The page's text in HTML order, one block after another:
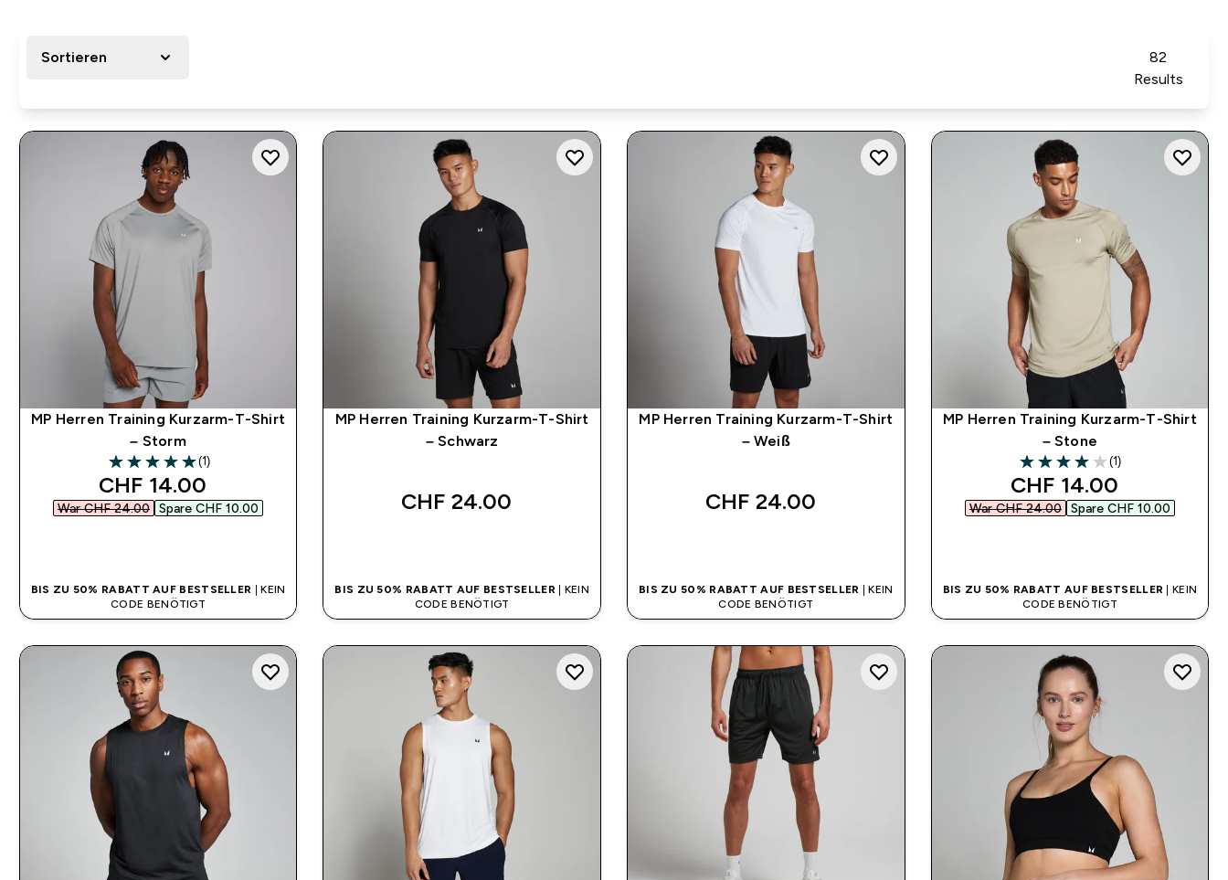
Sortieren
82
Results
MP Herren Training Kurzarm-T-Shirt
– Storm
5 out of 5 stars
(1)
discounted price
CHF 14.00‎
War CHF 24.00‎ Spare CHF 10.00‎
BIS ZU 50% RABATT AUF BESTSELLER | KEIN
CODE BENÖTIGT
MP Herren Training Kurzarm-T-Shirt
– Schwarz
CHF 24.00‎
BIS ZU 50% RABATT AUF BESTSELLER | KEIN
CODE BENÖTIGT
MP Herren Training Kurzarm-T-Shirt
– Weiß
CHF 24.00‎
BIS ZU 50% RABATT AUF BESTSELLER | KEIN
CODE BENÖTIGT
MP Herren Training Kurzarm-T-Shirt
– Stone
4 out of 5 stars
(1)
discounted price
CHF 14.00‎
War CHF 24.00‎ Spare CHF 10.00‎
BIS ZU 50% RABATT AUF BESTSELLER | KEIN
CODE BENÖTIGT